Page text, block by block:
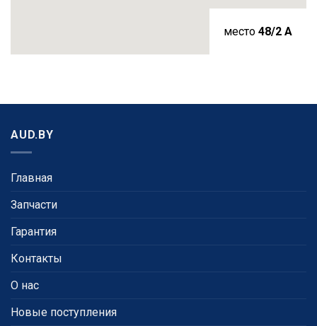
место 48/2 A
AUD.BY
Главная
Запчасти
Гарантия
Контакты
О нас
Новые поступления